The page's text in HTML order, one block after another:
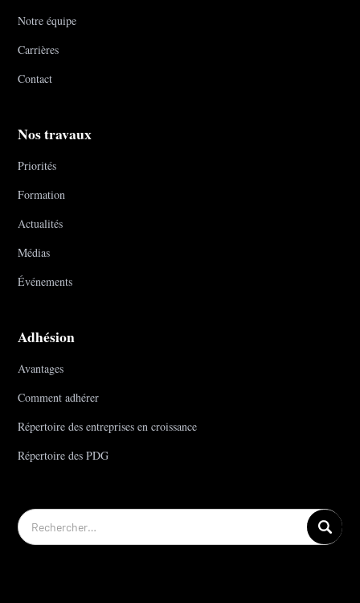
Notre équipe
Carrières
Contact
Nos travaux
Priorités
Formation
Actualités
Médias
Événements
Adhésion
Avantages
Comment adhérer
Répertoire des entreprises en croissance
Répertoire des PDG